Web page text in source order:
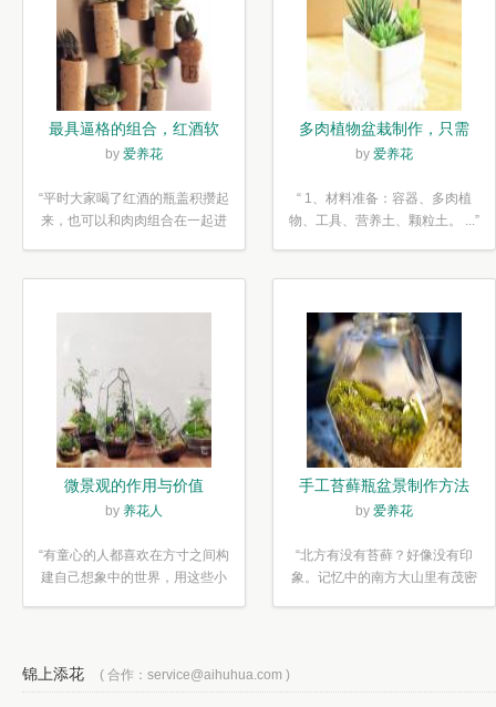
最具逼格的组合，红酒软
木塞diy多肉植物盆栽
by 爱养花
“平时大家喝了红酒的瓶盖积攒起
来，也可以和肉肉组合在一起进
多肉植物盆栽制作，只需
简单6步
by 爱养花
“ 1、材料准备：容器、多肉植
物、工具、营养土、颗粒土。 ...”
微景观的作用与价值
by 养花人
“有童心的人都喜欢在方寸之间构
建自己想象中的世界，用这些小
手工苔藓瓶盆景制作方法
by 爱养花
“北方有没有苔藓？好像没有印
象。记忆中的南方大山里有茂密
锦上添花 ( 合作：service@aihuhua.com )